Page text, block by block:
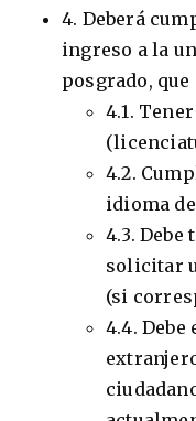
4. Deberá
ingreso a la
posgrado,
4.1.
4.2.
idioma
4.3.
solicitar
(si
4.4.